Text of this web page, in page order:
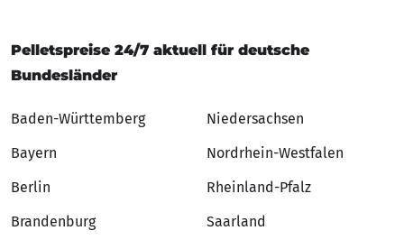
Pelletspreise 24/7 aktuell für deutsche
Bundesländer
Baden-Württemberg
Bayern
Berlin
Brandenburg
Niedersachsen
Nordrhein-Westfalen
Rheinland-Pfalz
Saarland